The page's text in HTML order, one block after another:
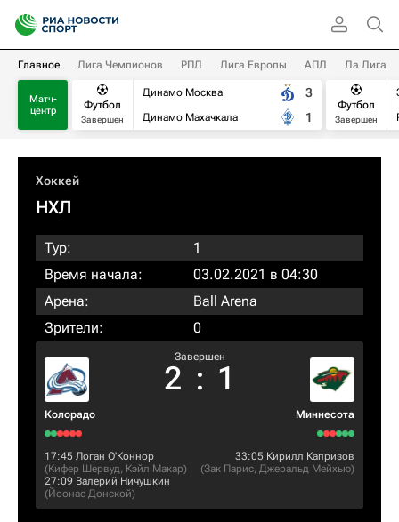
Главное Лига Чемпионов РПЛ Лига Европы АПЛ Ла Лига
Матч-
центр
Футбол
Завершен
Динамо Москва
Динамо Махачкала
3
1
Футбол
Завершен
Хоккей
НХЛ
Тур:
1
Время начала:
03.02.2021 в 04:30
Арена:
Ball Arena
Зрители:
0
Колорадо
Завершен
2 : 1
Миннесота
17:45 Логан О'Коннор
(Кифер Шервуд, Кэйл Макар)
27:09 Валерий Ничушкин
(Йоонас Донской)
33:05 Кирилл Капризов
(Зак Парис, Джеральд Мейхью)